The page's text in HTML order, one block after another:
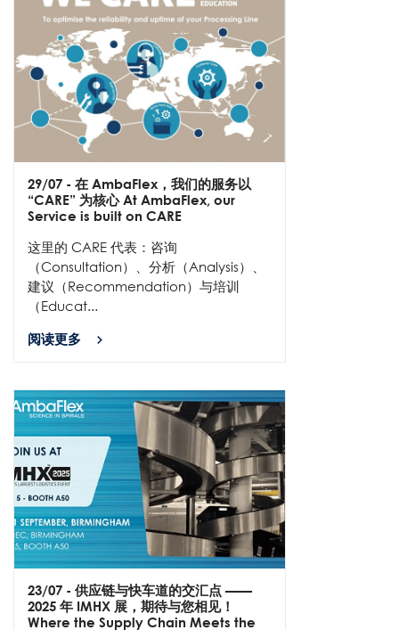
29/07 - 在 AmbaFlex，我们的服务以
“CARE” 为核心 At AmbaFlex, our
Service is built on CARE
这里的 CARE 代表：咨询
（Consultation）、分析（Analysis）、
建议（Recommendation）与培训
（Educat...
阅读更多
23/07 - 供应链与快车道的交汇点 ——
2025 年 IMHX 展，期待与您相见！
Where the Supply Chain Meets the